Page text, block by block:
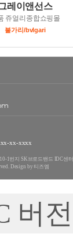
레이앤선스
쥬얼리종합쇼핑몰
불가리/bvlgari
xx-xxxx
1번지 SK브로드밴드 IDC센터
Design by 티즈엠
버전